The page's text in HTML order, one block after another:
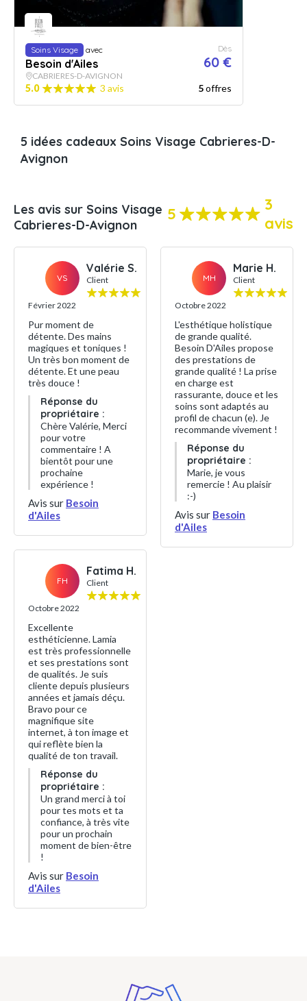
Soins Visage avec
Besoin d'Ailes
Dès
60 €
CABRIERES-D-AVIGNON
5.0 3 avis 5offres
5 idées cadeaux Soins Visage Cabrieres-D-
Avignon
Les avis sur Soins Visage
Cabrieres-D-Avignon
5
3
avis
VS
Valérie S.
Client
Février 2022
Pur moment de
détente. Des mains
magiques et toniques !
Un très bon moment de
détente. Et une peau
très douce !
Réponse du
propriétaire :
Chère Valérie, Merci
pour votre
commentaire ! A
bientôt pour une
prochaine
expérience !
Avis sur Besoin
d'Ailes
FH
Fatima H.
Client
Octobre 2022
Excellente
esthéticienne. Lamia
est très professionnelle
et ses prestations sont
de qualités. Je suis
cliente depuis plusieurs
années et jamais déçu.
Bravo pour ce
magnifique site
internet, à ton image et
qui reflète bien la
qualité de ton travail.
Réponse du
propriétaire :
Un grand merci à toi
pour tes mots et ta
confiance, à très vite
pour un prochain
moment de bien-être
!
Avis sur Besoin
d'Ailes
MH
Marie H.
Client
Octobre 2022
L'esthétique holistique
de grande qualité.
Besoin D'Ailes propose
des prestations de
grande qualité ! La prise
en charge est
rassurante, douce et les
soins sont adaptés au
profil de chacun (e). Je
recommande vivement !
Réponse du
propriétaire :
Marie, je vous
remercie ! Au plaisir
:-)
Avis sur Besoin
d'Ailes